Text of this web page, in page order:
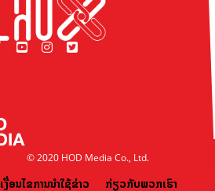
© 2020 HOD Media Co., Ltd.
ເງື່ອນໄຂການນຳໃຊ້ຂ່າວ ກ່ຽວກັບພວກເຮົາ